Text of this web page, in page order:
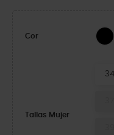
Cor
Tallas Mujer